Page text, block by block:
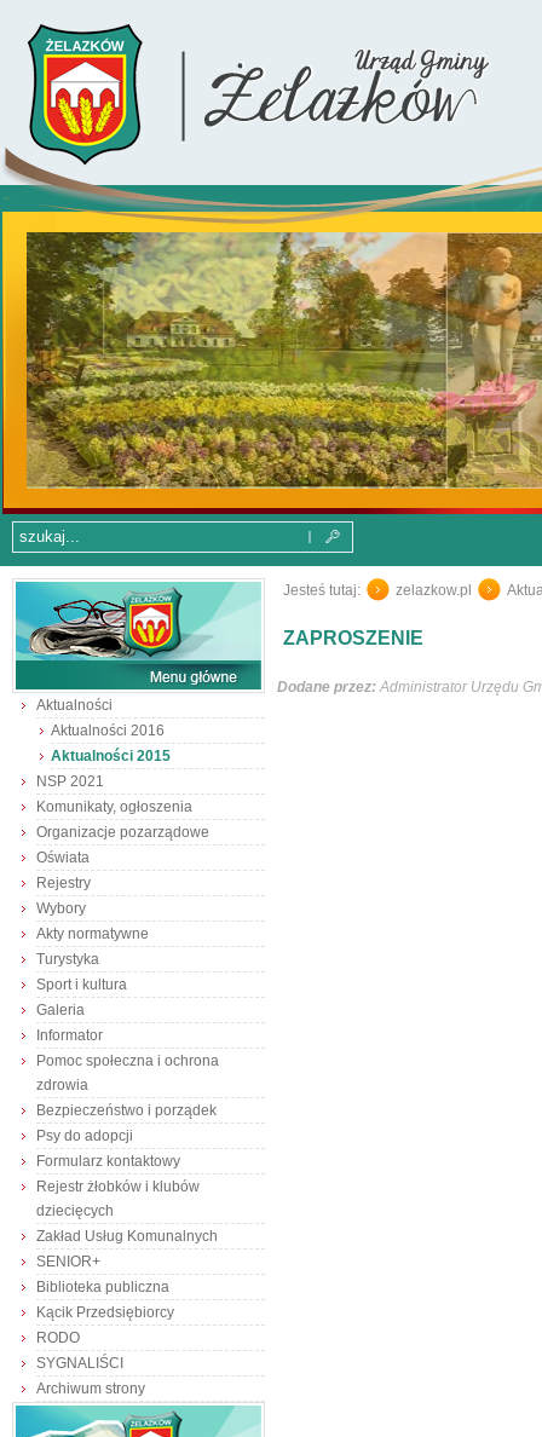
Aktualności
Aktualności 2016
Aktualności 2015
NSP 2021
Komunikaty, ogłoszenia
Organizacje pozarządowe
Oświata
Rejestry
Wybory
Akty normatywne
Turystyka
Sport i kultura
Galeria
Informator
Pomoc społeczna i ochrona
zdrowia
Bezpieczeństwo i porządek
Psy do adopcji
Formularz kontaktowy
Rejestr żłobków i klubów
dziecięcych
Zakład Usług Komunalnych
SENIOR+
Biblioteka publiczna
Kącik Przedsiębiorcy
RODO
SYGNALIŚCI
Archiwum strony
Jesteś tutaj: zelazkow.pl
ZAPROSZENIE
Dodane przez:Administrator Urzędu